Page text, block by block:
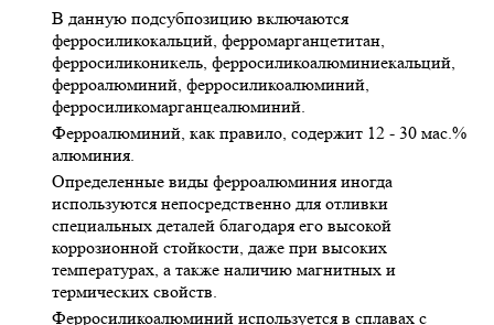
В данную подсубпозицию включаются
ферросиликокальций, ферромарганцетитан,
ферросиликоникель, ферросиликоалюминиекальций,
ферроалюминий, ферросиликоалюминий,
ферросиликомарганцеалюминий.
Ферроалюминий, как правило, содержит 12 - 30 мас.%
алюминия.
Определенные виды ферроалюминия иногда
используются непосредственно для отливки
специальных деталей благодаря его высокой
коррозионной стойкости, даже при высоких
температурах, а также наличию магнитных и
термических свойств.
Ферросиликоалюминий используется в сплавах с